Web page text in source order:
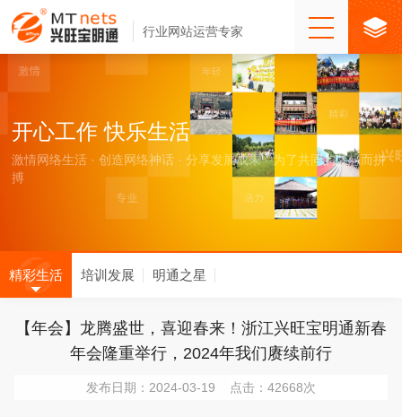
行业网站运营专家
开心工作 快乐生活
激情网络生活 · 创造网络神话 · 分享发展成果 · 为了共同的梦想而拼
搏
精彩生活 培训发展 明通之星
【年会】龙腾盛世，喜迎春来！浙江兴旺宝明通新春
年会隆重举行，2024年我们赓续前行
发布日期：2024-03-19 点击：42668次